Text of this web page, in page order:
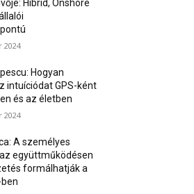
Hibrid, Onshore
2024
Hogyan
intuíciódat GPS-ként
és az életben
2024
A személyes
együttműködésen
formálhatják a